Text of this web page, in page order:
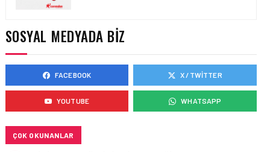
PROJE HAMLESI
FIRMA HABERLERI • 28 MAY 2026
HAVACILIK EĞITIMINDE
“ROSETTA TAŞI” DEVRI:
EMPOWER.AERO’DAN
SOSYAL MEDYADA BIZ
FACEBOOK X / TWITTER
YOUTUBE WHATSAPP
ÇOK OKUNANLAR